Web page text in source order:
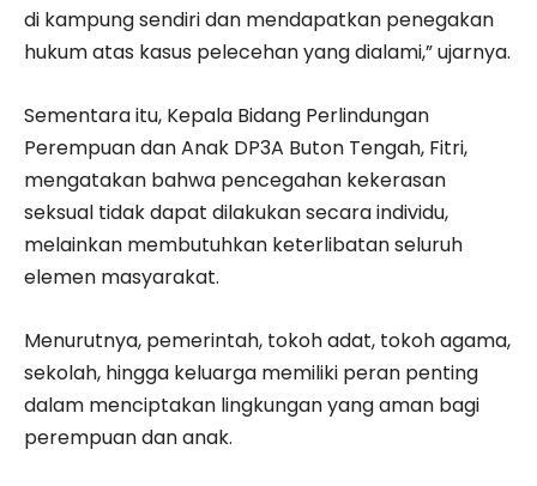
di kampung sendiri dan mendapatkan penegakan
hukum atas kasus pelecehan yang dialami,” ujarnya.
Sementara itu, Kepala Bidang Perlindungan
Perempuan dan Anak DP3A Buton Tengah, Fitri,
mengatakan bahwa pencegahan kekerasan
seksual tidak dapat dilakukan secara individu,
melainkan membutuhkan keterlibatan seluruh
elemen masyarakat.
Menurutnya, pemerintah, tokoh adat, tokoh agama,
sekolah, hingga keluarga memiliki peran penting
dalam menciptakan lingkungan yang aman bagi
perempuan dan anak.